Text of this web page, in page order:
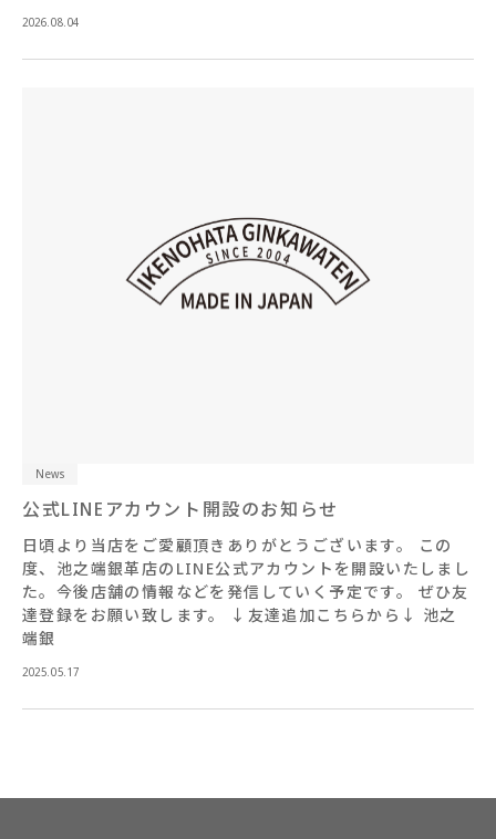
2026.08.04
News
公式LINEアカウント開設のお知らせ
日頃より当店をご愛顧頂きありがとうございます。 この
度、池之端銀革店のLINE公式アカウントを開設いたしまし
た。今後店舗の情報などを発信していく予定です。 ぜひ友
達登録をお願い致します。 ↓友達追加こちらから↓ 池之
端銀
2025.05.17